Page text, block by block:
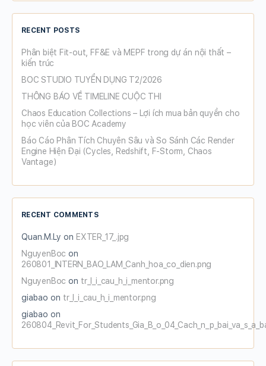
RECENT POSTS
Phân biệt Fit-out, FF&E và MEPF trong dự án nội thất –
kiến trúc
BOC STUDIO TUYỂN DỤNG T2/2026
THÔNG BÁO VỀ TIMELINE CUỘC THI
Chaos Education Collections – Lợi ích mua bản quyền cho
học viên của BOC Academy
Báo Cáo Phân Tích Chuyên Sâu và So Sánh Các Render
Engine Hiện Đại (Cycles, Redshift, F-Storm, Chaos
Vantage)
RECENT COMMENTS
Quan.M.Ly on EXTER_17_.jpg
NguyenBoc on
260801_INTERN_BAO_LAM_Canh_hoa_co_dien.png
NguyenBoc on tr_l_i_cau_h_i_mentor.png
giabao on tr_l_i_cau_h_i_mentor.png
giabao on